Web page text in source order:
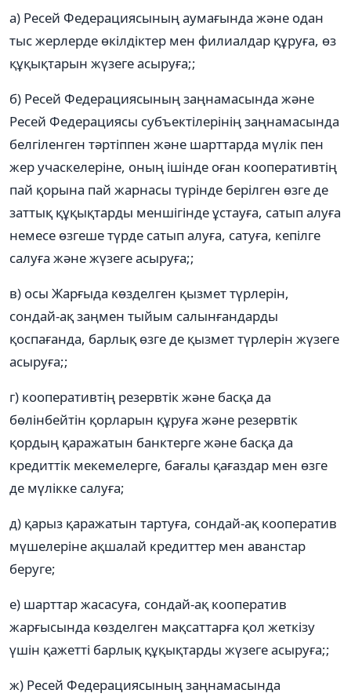
а) Ресей Федерациясының аумағында және одан
тыс жерлерде өкілдіктер мен филиалдар құруға, өз
құқықтарын жүзеге асыруға;;
б) Ресей Федерациясының заңнамасында және
Ресей Федерациясы субъектілерінің заңнамасында
белгіленген тәртіппен және шарттарда мүлік пен
жер учаскелеріне, оның ішінде оған кооперативтің
пай қорына пай жарнасы түрінде берілген өзге де
заттық құқықтарды меншігінде ұстауға, сатып алуға
немесе өзгеше түрде сатып алуға, сатуға, кепілге
салуға және жүзеге асыруға;;
в) осы Жарғыда көзделген қызмет түрлерін,
сондай-ақ заңмен тыйым салынғандарды
қоспағанда, барлық өзге де қызмет түрлерін жүзеге
асыруға;;
г) кооперативтің резервтік және басқа да
бөлінбейтін қорларын құруға және резервтік
қордың қаражатын банктерге және басқа да
кредиттік мекемелерге, бағалы қағаздар мен өзге
де мүлікке салуға;
д) қарыз қаражатын тартуға, сондай-ақ кооператив
мүшелеріне ақшалай кредиттер мен аванстар
беруге;
е) шарттар жасасуға, сондай-ақ кооператив
жарғысында көзделген мақсаттарға қол жеткізу
үшін қажетті барлық құқықтарды жүзеге асыруға;;
ж) Ресей Федерациясының заңнамасында